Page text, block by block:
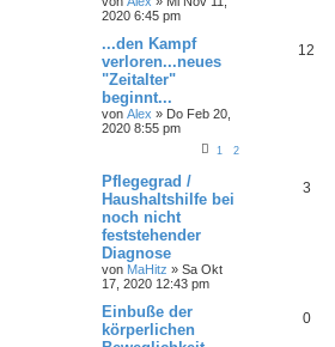
2020 6:45 pm
...den Kampf
verloren...neues
"Zeitalter"
beginnt...
von Alex » Do Feb 20,
2020 8:55 pm
1 2
12
Pflegegrad /
Haushaltshilfe bei
noch nicht
feststehender
Diagnose
von MaHitz » Sa Okt
17, 2020 12:43 pm
3
Einbuße der
körperlichen
0